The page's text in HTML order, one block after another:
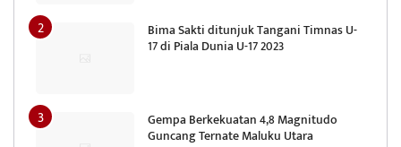
Bima Sakti ditunjuk Tangani Timnas U-
17 di Piala Dunia U-17 2023
Gempa Berkekuatan 4,8 Magnitudo
Guncang Ternate Maluku Utara